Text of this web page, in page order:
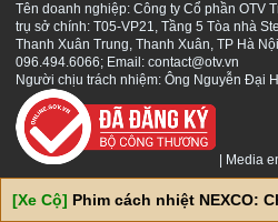
Tên doanh nghiệp: Công ty Cổ phần OTV
trụ sở chính: T05-VP21, Tầng 5 Tòa nhà
Thanh Xuân Trung, Thanh Xuân, TP Hà
096.494.6066; Email: contact@otv.vn
Người chịu trách nhiệm: Ông Nguyễn Đại
Media
[Xe Cộ] Phim cách nhiệt NEXCO: